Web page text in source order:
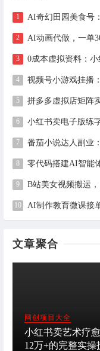
B站美女视频搬运
文章聚合
网创项目大全
小红书卖艺术疗
12万+的完整实操